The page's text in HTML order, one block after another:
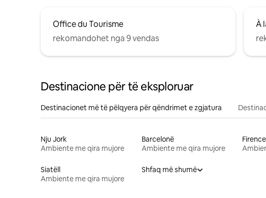
Office du Tourisme
rekomandohet nga 9 vendas
À
Destinacione për të eksploruar
Destinacionet më të pëlqyera për qëndrimet e zgjatura
Nju Jork
Ambiente me qira mujore
Barcelonë
Ambiente me qira mujore
Firence
Siatëll
Ambiente me qira mujore
Shfaq më shumë